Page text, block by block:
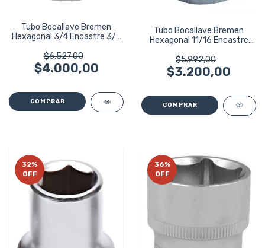
Tubo Bocallave Bremen
Hexagonal 3/4 Encastre 3/8
$6.527,00
$4.000,00
Tubo Bocallave Bremen
Hexagonal 11/16 Encastre
$5.992,00
$3.200,00
32%
OFF
36%
OFF